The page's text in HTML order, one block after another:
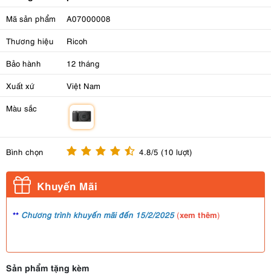
Mã sản phẩm A07000008
Thương hiệu Ricoh
Bảo hành 12 tháng
Xuất xứ Việt Nam
Màu sắc
Bình chọn 4.8/5 (10 lượt)
Khuyến Mãi
** Chương trình khuyến mãi đến 15/2/2025 (xem thêm)
Sản phẩm tặng kèm